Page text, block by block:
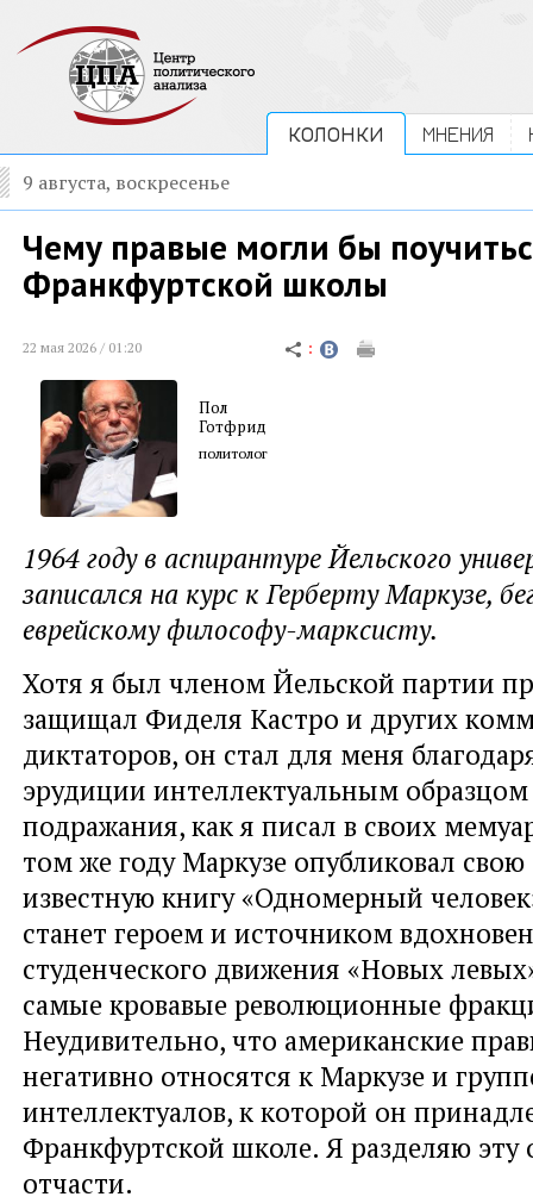
КОЛОНКИ МНЕНИЯ
9 августа, воскресенье
Чему правые могли бы
Франкфуртской школы
22 мая 2026 / 01:20
Пол
Готфрид
политолог
1964 году в аспирантуре Йельского
записался на курс к Герберту Маркузе,
еврейскому философу-марксисту.
Хотя я был членом Йельской партии
защищал Фиделя Кастро и других
диктаторов, он стал для меня
эрудиции интеллектуальным
подражания, как я писал в своих
том же году Маркузе опубликовал
известную книгу «Одномерный
станет героем и источником
студенческого движения «Новых
самые кровавые революционные
Неудивительно, что американские
негативно относятся к Маркузе и
интеллектуалов, к которой он
Франкфуртской школе. Я разделяю эту
отчасти.